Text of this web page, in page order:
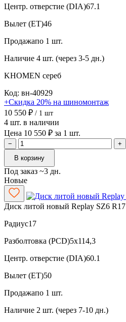
Центр. отверстие (DIA)67.1
Вылет (ET)46
Продажапо 1 шт.
Наличие 4 шт. (через 3-5 дн.)
KHOMEN сереб
Код: вн-40929
+Скидка 20% на шиномонтаж
10 550 ₽ / 1 шт
4 шт. в наличии
Цена 10 550 ₽ за 1 шт.
−
+
В корзину
Под заказ ~3 дн.
Новые
Диск литой новый Replay SZ6 R17
Радиус17
Разболтовка (PCD)5x114,3
Центр. отверстие (DIA)60.1
Вылет (ET)50
Продажапо 1 шт.
Наличие 2 шт. (через 7-10 дн.)